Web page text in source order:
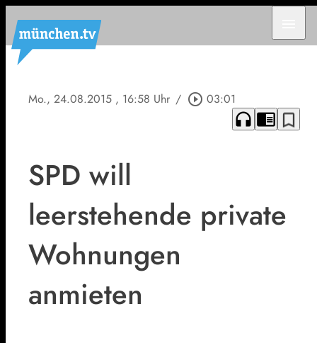
Mo., 24.08.2015 , 16:58 Uhr / play_circle_outline 03:01
headphones chrome_reader_mode bookmark_border
SPD will
leerstehende private
Wohnungen
anmieten